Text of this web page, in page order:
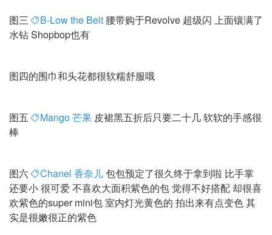
图三 B-Low the Belt 腰带购于Revolve 超级闪 上面镶满了
水钻 Shopbop也有
图四的围巾和头花都很软糯舒服哦
图五 Mango 芒果 皮裙黑五折后只要二十几 软软的手感很
棒
图六 Chanel 香奈儿包包预定了很久终于拿到啦 比手掌
还要小 很可爱 不喜欢大面积紫色的包 觉得不好搭配 却很喜
欢紫色的super mini包 室内灯光黄色的 拍出来有点变色 其
实是很嫩很正的紫色